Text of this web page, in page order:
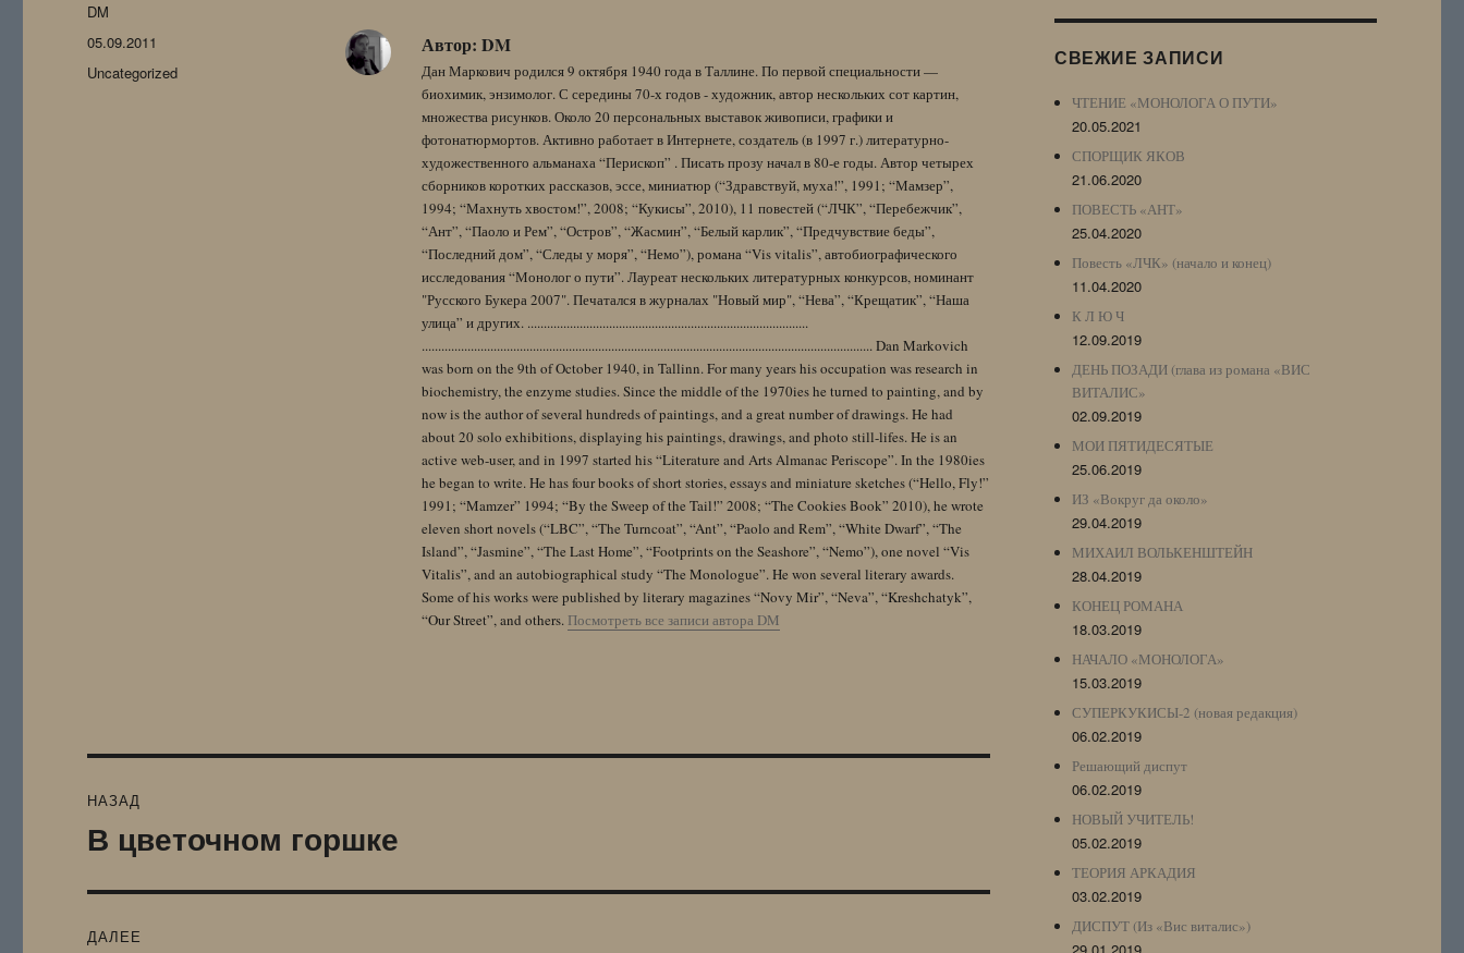
Автор: DM
Дан Маркович родился 9 октября 1940 года в Таллине. По первой специальности —
биохимик, энзимолог. С середины 70-х годов - художник, автор нескольких сот картин,
множества рисунков. Около 20 персональных выставок живописи, графики и
фотонатюрмортов. Активно работает в Интернете, создатель (в 1997 г.) литературно-
художественного альманаха “Перископ” . Писать прозу начал в 80-е годы. Автор четырех
сборников коротких рассказов, эссе, миниатюр (“Здравствуй, муха!”, 1991; “Мамзер”,
1994; “Махнуть хвостом!”, 2008; “Кукисы”, 2010), 11 повестей (“ЛЧК”, “Перебежчик”,
“Ант”, “Паоло и Рем”, “Остров”, “Жасмин”, “Белый карлик”, “Предчувствие беды”,
“Последний дом”, “Следы у моря”, “Немо”), романа “Vis vitalis”, автобиографического
исследования “Монолог о пути”. Лауреат нескольких литературных конкурсов, номинант
"Русского Букера 2007". Печатался в журналах "Новый мир", “Нева”, “Крещатик”, “Наша
улица” и других. ......................................................................................
.......................................................................................................................................... Dan Markovich
was born on the 9th of October 1940, in Tallinn. For many years his occupation was research in
biochemistry, the enzyme studies. Since the middle of the 1970ies he turned to painting, and by
now is the author of several hundreds of paintings, and a great number of drawings. He had
about 20 solo exhibitions, displaying his paintings, drawings, and photo still-lifes. He is an
active web-user, and in 1997 started his “Literature and Arts Almanac Periscope”. In the 1980ies
he began to write. He has four books of short stories, essays and miniature sketches (“Hello, Fly!”
1991; “Mamzer” 1994; “By the Sweep of the Tail!” 2008; “The Cookies Book” 2010), he wrote
eleven short novels (“LBC”, “The Turncoat”, “Ant”, “Paolo and Rem”, “White Dwarf”, “The
Island”, “Jasmine”, “The Last Home”, “Footprints on the Seashore”, “Nemo”), one novel “Vis
Vitalis”, and an autobiographical study “The Monologue”. He won several literary awards.
Some of his works were published by literary magazines “Novy Mir”, “Neva”, “Kreshchatyk”,
“Our Street”, and others. Посмотреть все записи автора DM
Автор
DM
Опубликовано
05.09.2011
Рубрики
Uncategorized
по
НАЗАД
Предыдущая
запись:
В цветочном горшке
ДАЛЕЕ
Archive)
СВЕЖИЕ ЗАПИСИ
ЧТЕНИЕ «МОНОЛОГА О ПУТИ»
20.05.2021
СПОРЩИК ЯКОВ
21.06.2020
ПОВЕСТЬ «АНТ»
25.04.2020
Повесть «ЛЧК» (начало и конец)
11.04.2020
К Л Ю Ч
12.09.2019
ДЕНЬ ПОЗАДИ (глава из романа «ВИС
ВИТАЛИС»
02.09.2019
МОИ ПЯТИДЕСЯТЫЕ
25.06.2019
ИЗ «Вокруг да около»
29.04.2019
МИХАИЛ ВОЛЬКЕНШТЕЙН
28.04.2019
КОНЕЦ РОМАНА
18.03.2019
НАЧАЛО «МОНОЛОГА»
15.03.2019
СУПЕРКУКИСЫ-2 (новая редакция)
06.02.2019
Решающий диспут
06.02.2019
НОВЫЙ УЧИТЕЛЬ!
05.02.2019
ТЕОРИЯ АРКАДИЯ
03.02.2019
ДИСПУТ (Из «Вис виталис»)